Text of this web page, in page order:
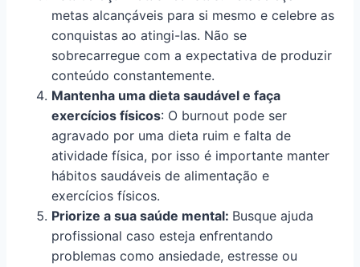
metas alcançáveis para si mesmo e celebre as
conquistas ao atingi-las. Não se
sobrecarregue com a expectativa de produzir
conteúdo constantemente.
Mantenha uma dieta saudável e faça
exercícios físicos: O burnout pode ser
agravado por uma dieta ruim e falta de
atividade física, por isso é importante manter
hábitos saudáveis de alimentação e
exercícios físicos.
Priorize a sua saúde mental: Busque ajuda
profissional caso esteja enfrentando
problemas como ansiedade, estresse ou